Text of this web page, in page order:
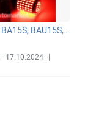
1 զույգ 42W BA15S, BAU15S, BAY15D (P21W, P21/w5) CANBUS LED գերէներգախնայող սուպեր պայծառ 144-SMD լամպեր
17.10.2024